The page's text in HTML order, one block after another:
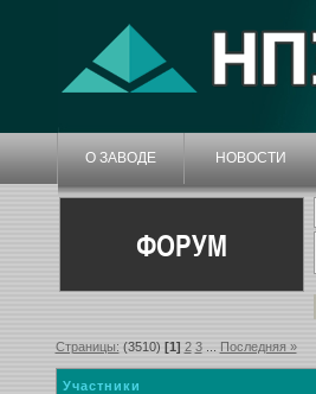
О ЗАВОДЕ НОВОСТИ
ФОРУМ
Страницы: (3510) [1] 2 3... Последняя »
Участники